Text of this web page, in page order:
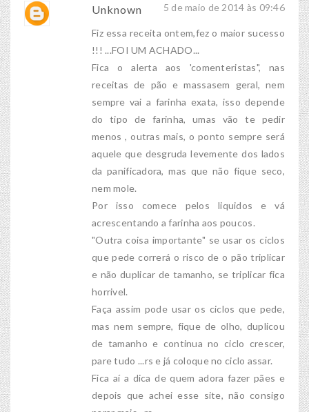
Unknown 5 de maio de 2014 às 09:46
Fiz essa receita ontem,fez o maior sucesso
!!! ...FOI UM ACHADO...
Fica o alerta aos 'comenteristas", nas
receitas de pão e massasem geral, nem
sempre vai a farinha exata, isso depende
do tipo de farinha, umas vão te pedir
menos , outras mais, o ponto sempre será
aquele que desgruda levemente dos lados
da panificadora, mas que não fique seco,
nem mole.
Por isso comece pelos liquidos e vá
acrescentando a farinha aos poucos.
"Outra coisa importante" se usar os ciclos
que pede correrá o risco de o pão triplicar
e não duplicar de tamanho, se triplicar fica
horrivel.
Faça assim pode usar os ciclos que pede,
mas nem sempre, fique de olho, duplicou
de tamanho e continua no ciclo crescer,
pare tudo ...rs e já coloque no ciclo assar.
Fica aí a dica de quem adora fazer pães e
depois que achei esse site, não consigo